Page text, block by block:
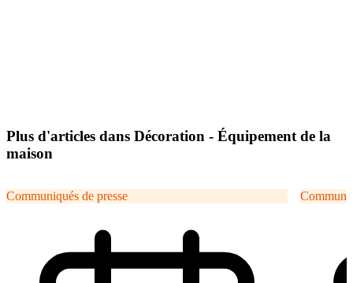
Plus d'articles dans Décoration - Équipement de la
maison
Communiqués de presse